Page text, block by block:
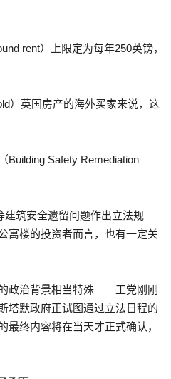
rent）上限定为每年250英镑，
）英国房产的海外买家来说，这
Building Safety Remediation
建筑安全遗留问题作出立法规
寓楼的投资者而言，也有一定关
政治背景相当特殊——工党刚刚
塔默政府正试图通过立法日程的
最终内容将在当天才正式确认，